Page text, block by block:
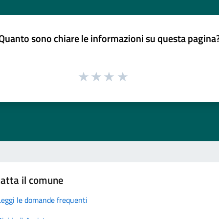
sono chiare le informazioni su questa
il comune
le domande frequenti